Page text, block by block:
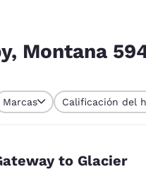
Español
Montana
Marcas Calificación del
to Glacier